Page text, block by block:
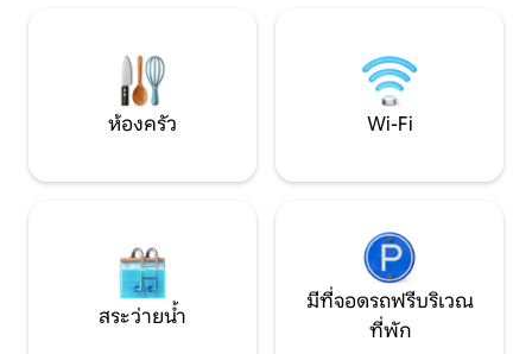
ขนาดใหญ่ในห้องนั่งเล่นพร้อม
Chromecast! ที่จอดรถ 2 คันพร้อมที่จอด
ทะเลสาบครั้งต่อไ
ของสวรรค์
ห้องครัว Wi-Fi
สระว่ายน้ำ
มีที่จอดรถฟรีบริเวณ
ที่พัก